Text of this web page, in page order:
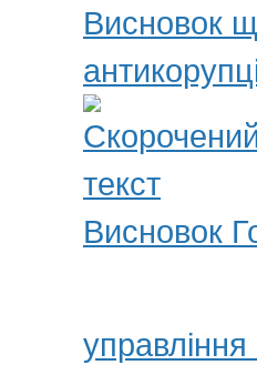
Висновок
Висновок